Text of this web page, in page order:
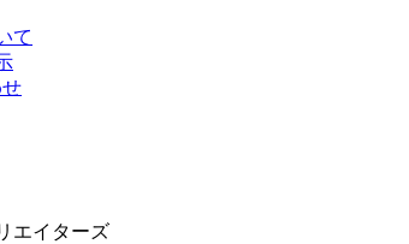
て
エイターズ